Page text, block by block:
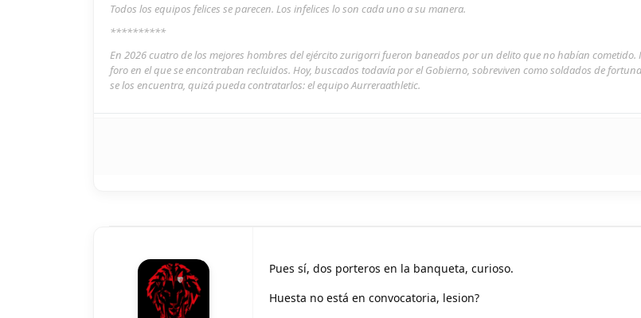
Todos los equipos felices se parecen. Los infelices lo son cada uno a su manera.
**********
En 2026 cuatro de los mejores hombres del ejército zurigorri fueron baneados por un delito que no habían
foro en el que se encontraban recluidos. Hoy, buscados todavía por el Gobierno, sobreviven como soldados de
se los encuentra, quizá pueda contratarlos: el equipo Aurreraathletic.
Pues sí, dos porteros en la banqueta, curioso.
Huesta no está en convocatoria, lesion?